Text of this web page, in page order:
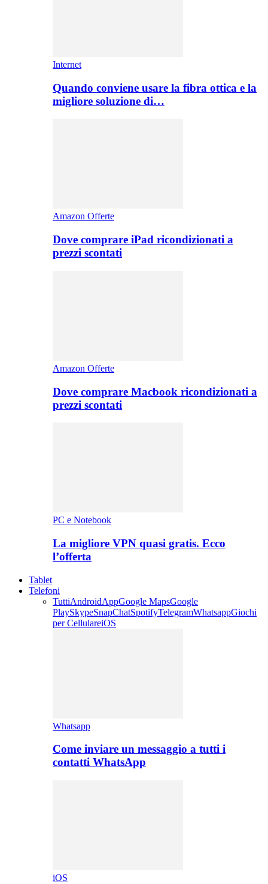
Internet
Quando conviene usare la fibra ottica e la
migliore soluzione di…
Amazon Offerte
Dove comprare iPad ricondizionati a
prezzi scontati
Amazon Offerte
Dove comprare Macbook ricondizionati a
prezzi scontati
PC e Notebook
La migliore VPN quasi gratis. Ecco
l’offerta
Tablet
Telefoni
TuttiAndroidAppGoogle MapsGoogle
PlaySkypeSnapChatSpotifyTelegramWhatsappGiochi
per CellulareiOS
Whatsapp
Come inviare un messaggio a tutti i
contatti WhatsApp
iOS